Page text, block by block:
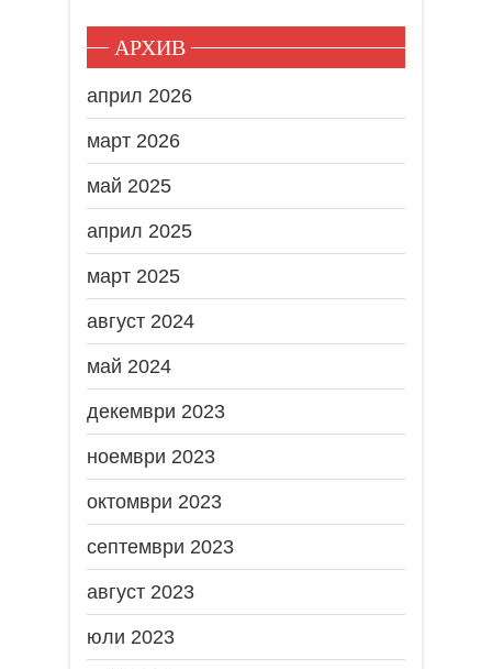
АРХИВ
април 2026
март 2026
май 2025
април 2025
март 2025
август 2024
май 2024
декември 2023
ноември 2023
октомври 2023
септември 2023
август 2023
юли 2023